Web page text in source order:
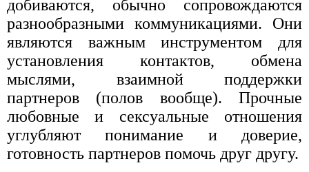
добиваются, обычно сопровождаются
разнообразными коммуникациями. Они
являются важным инструментом для
установления контактов, обмена
мыслями, взаимной поддержки
партнеров (полов вообще). Прочные
любовные и сексуальные отношения
углубляют понимание и доверие,
готовность партнеров помочь друг другу.